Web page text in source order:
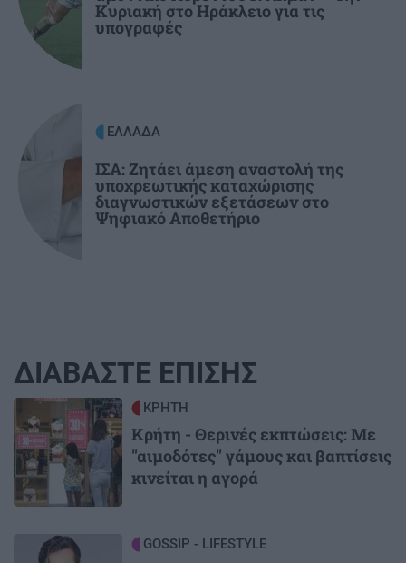
Κιλκίς: Φωτιά σε χαμηλή βλάστηση στην
Ευκαρπία – Επιχειρούν και εναέρια μέσα
Κυριακή στο Ηράκλειο για τις
υπογραφές
ΕΛΛΑΔΑ
ΙΣΑ: Ζητάει άμεση αναστολή της
υποχρεωτικής καταχώρισης
διαγνωστικών εξετάσεων στο
Ψηφιακό Αποθετήριο
ΔΙΑΒΑΣΤΕ ΕΠΙΣΗΣ
Image ΚΡΗΤΗ
Κρήτη - Θερινές εκπτώσεις: Με
"αιμοδότες" γάμους και βαπτίσεις
κινείται η αγορά
Image GOSSIP - LIFESTYLE